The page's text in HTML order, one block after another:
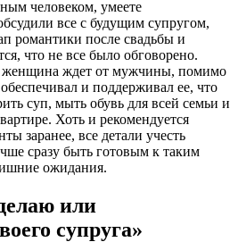
человеком, умеете
все с будущим супругом,
романтики после свадьбы и
что не все было обговорено.
женщина ждет от мужчины, помимо
и поддерживал ее, что
суп, мыть обувь для всей семьи и
Хоть и рекомендуется
заранее, все детали учесть
сразу быть готовым к таким
ожидания.
или
супруга»